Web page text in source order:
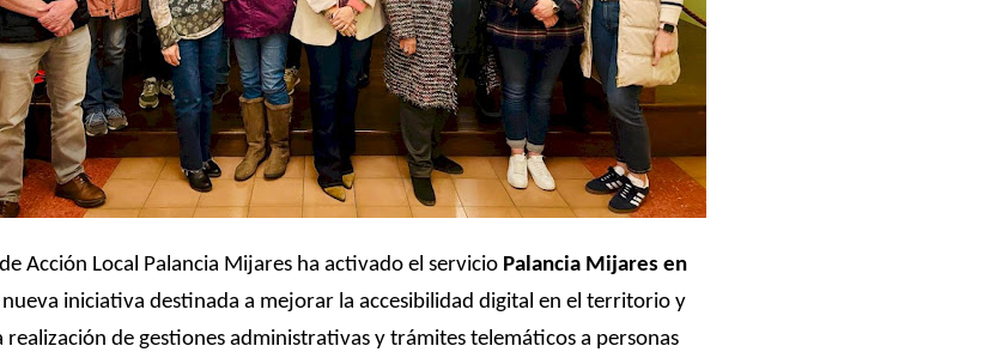
Acción Local Palancia Mijares ha activado el servicio Palancia Mijares en
nueva iniciativa destinada a mejorar la accesibilidad digital en el territorio y
realización de gestiones administrativas y trámites telemáticos a personas